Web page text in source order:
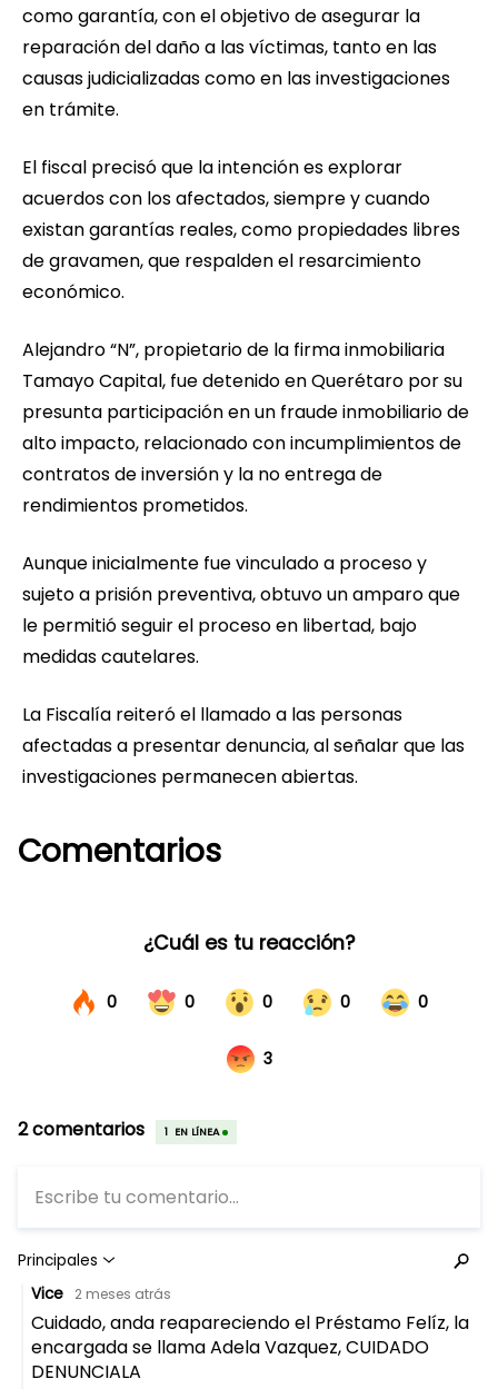
como garantía, con el objetivo de asegurar la
reparación del daño a las víctimas, tanto en las
causas judicializadas como en las investigaciones
en trámite.
El fiscal precisó que la intención es explorar
acuerdos con los afectados, siempre y cuando
existan garantías reales, como propiedades libres
de gravamen, que respalden el resarcimiento
económico.
Alejandro “N”, propietario de la firma inmobiliaria
Tamayo Capital, fue detenido en Querétaro por su
presunta participación en un fraude inmobiliario de
alto impacto, relacionado con incumplimientos de
contratos de inversión y la no entrega de
rendimientos prometidos.
Aunque inicialmente fue vinculado a proceso y
sujeto a prisión preventiva, obtuvo un amparo que
le permitió seguir el proceso en libertad, bajo
medidas cautelares.
La Fiscalía reiteró el llamado a las personas
afectadas a presentar denuncia, al señalar que las
investigaciones permanecen abiertas.
Comentarios